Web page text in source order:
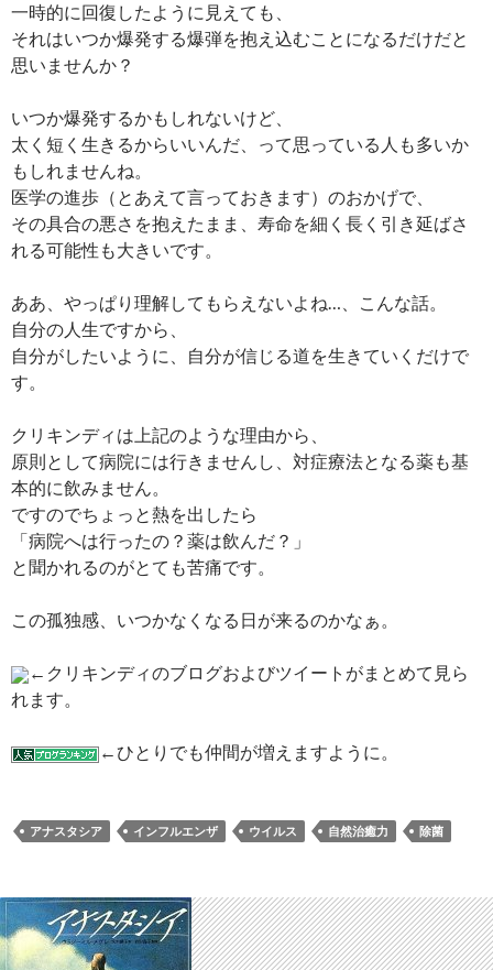
一時的に回復したように見えても、
それはいつか爆発する爆弾を抱え込むことになるだけだと
思いませんか？
いつか爆発するかもしれないけど、
太く短く生きるからいいんだ、って思っている人も多いか
もしれませんね。
医学の進歩（とあえて言っておきます）のおかげで、
その具合の悪さを抱えたまま、寿命を細く長く引き延ばさ
れる可能性も大きいです。
ああ、やっぱり理解してもらえないよね…、こんな話。
自分の人生ですから、
自分がしたいように、自分が信じる道を生きていくだけで
す。
クリキンディは上記のような理由から、
原則として病院には行きませんし、対症療法となる薬も基
本的に飲みません。
ですのでちょっと熱を出したら
「病院へは行ったの？薬は飲んだ？」
と聞かれるのがとても苦痛です。
この孤独感、いつかなくなる日が来るのかなぁ。
←クリキンディのブログおよびツイートがまとめて見ら
れます。
←ひとりでも仲間が増えますように。
アナスタシア インフルエンザ ウイルス 自然治癒力 除菌